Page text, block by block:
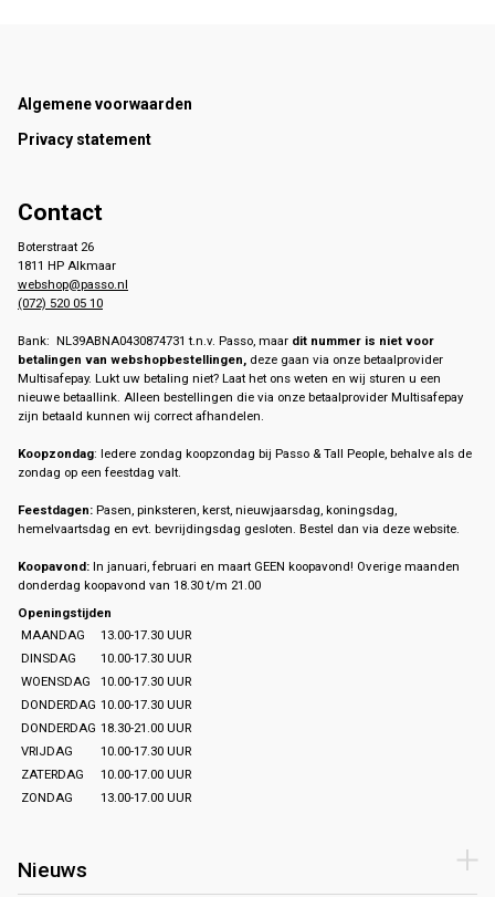
Footer
Algemene voorwaarden
Privacy statement
Contact
Boterstraat 26
1811 HP Alkmaar
webshop@passo.nl
(072) 520 05 10
Bank: NL39ABNA0430874731 t.n.v. Passo, maar dit nummer is niet voor
betalingen van webshopbestellingen, deze gaan via onze betaalprovider
Multisafepay. Lukt uw betaling niet? Laat het ons weten en wij sturen u een
nieuwe betaallink. Alleen bestellingen die via onze betaalprovider Multisafepay
zijn betaald kunnen wij correct afhandelen.
Koopzondag: Iedere zondag koopzondag bij Passo & Tall People, behalve als de
zondag op een feestdag valt.
Feestdagen: Pasen, pinksteren, kerst, nieuwjaarsdag, koningsdag,
hemelvaartsdag en evt. bevrijdingsdag gesloten. Bestel dan via deze website.
Koopavond: In januari, februari en maart GEEN koopavond! Overige maanden
donderdag koopavond van 18.30 t/m 21.00
Openingstijden
MAANDAG
13.00-17.30 UUR
DINSDAG
10.00-17.30 UUR
WOENSDAG
10.00-17.30 UUR
DONDERDAG 10.00-17.30 UUR
DONDERDAG 18.30-21.00 UUR
VRIJDAG
10.00-17.30 UUR
ZATERDAG
10.00-17.00 UUR
ZONDAG
13.00-17.00 UUR
Nieuws